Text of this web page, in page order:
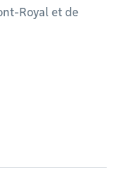
Royal et de